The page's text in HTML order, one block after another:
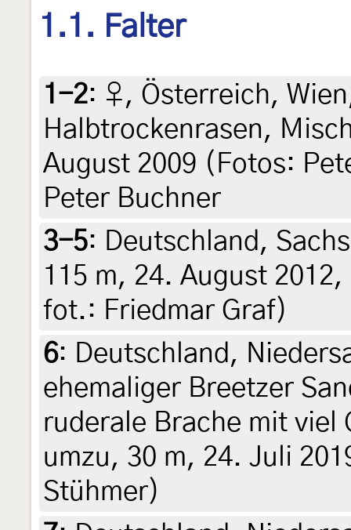
1.1. Falter
1-2: ♀, Österreich,
Halbtrockenrasen,
August 2009 (Fotos:
Peter Buchner
3-5: Deutschland,
115 m, 24. August
fot.: Friedmar Graf)
6: Deutschland,
ehemaliger Breetzer
ruderale Brache mit viel
umzu, 30 m, 24. Juli
Stühmer)